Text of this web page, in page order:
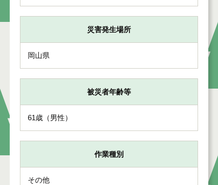
災害発生場所
岡山県
被災者年齢等
61歳（男性）
作業種別
その他